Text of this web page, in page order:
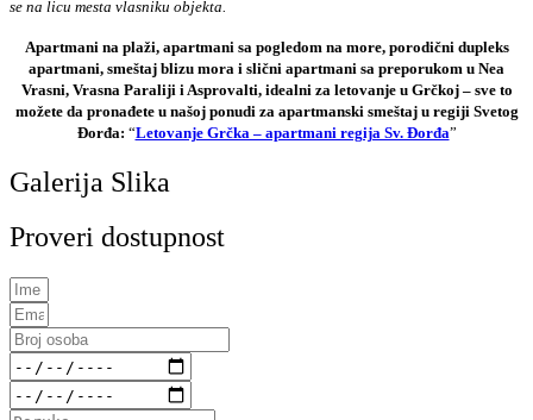
se na licu mesta vlasniku objekta.
Apartmani na plaži, apartmani sa pogledom na more, porodični dupleks
apartmani, smeštaj blizu mora i slični apartmani sa preporukom u Nea
Vrasni, Vrasna Paraliji i Asprovalti, idealni za letovanje u Grčkoj – sve to
možete da pronađete u našoj ponudi za apartmanski smeštaj u regiji Svetog
Đorđa: “Letovanje Grčka – apartmani regija Sv. Đorđa”
Galerija Slika
Proveri dostupnost